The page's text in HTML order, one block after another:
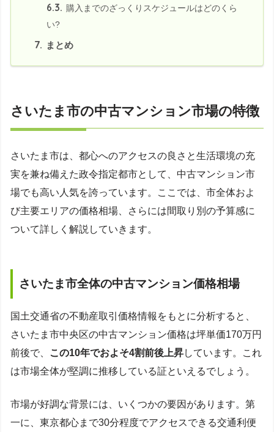
6.3. 購入までのざっくりスケジュールはどのくら
い?
7. まとめ
さいたま市の中古マンション市場の特徴
さいたま市は、都心へのアクセスの良さと生活環境の充
実を兼ね備えた政令指定都市として、中古マンション市
場でも高い人気を誇っています。ここでは、市全体およ
び主要エリアの価格相場、さらには間取り別の予算感に
ついて詳しく解説していきます。
さいたま市全体の中古マンション価格相場
国土交通省の不動産取引価格情報をもとに分析すると、
さいたま市中央区の中古マンション価格は坪単価170万円
前後で、
この10年でおよそ4割前後上昇しています。これ
は市場全体が堅調に推移している証といえるでしょう。
市場が好調な背景には、いくつかの要因があります。第
一に、東京都心まで30分程度でアクセスできる交通利便